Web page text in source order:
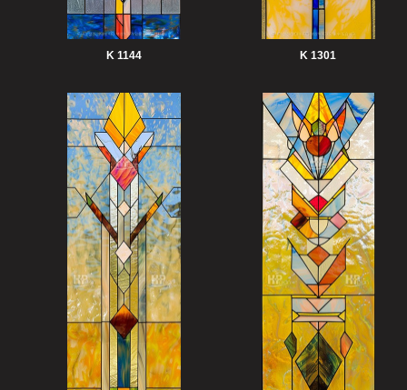
K 1144 K 1301